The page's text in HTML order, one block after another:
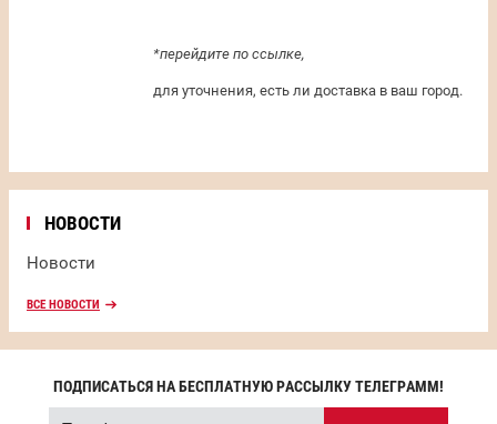
*перейдите по ссылке,
для уточнения, есть ли доставка в ваш город.
НОВОСТИ
Новости
ВСЕ НОВОСТИ
ПОДПИСАТЬСЯ НА БЕСПЛАТНУЮ РАССЫЛКУ ТЕЛЕГРАММ!